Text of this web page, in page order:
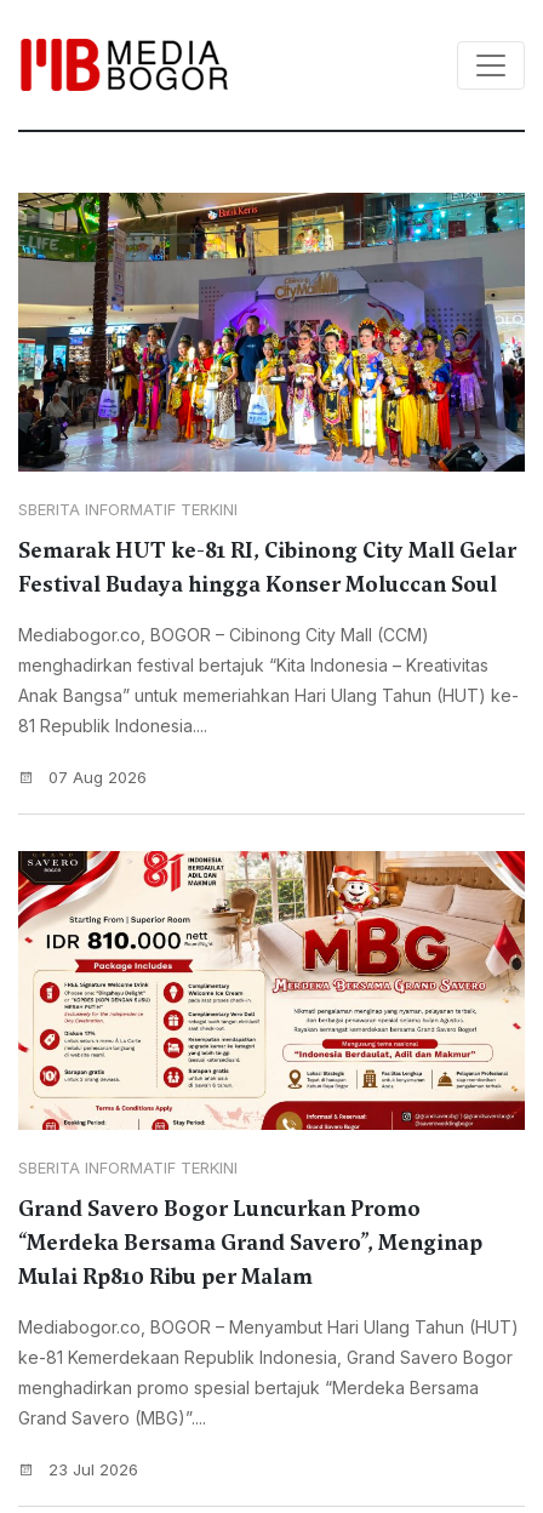
SBERITA INFORMATIF TERKINI
Semarak HUT ke-81 RI, Cibinong City Mall Gelar
Festival Budaya hingga Konser Moluccan Soul
Mediabogor.co, BOGOR – Cibinong City Mall (CCM)
menghadirkan festival bertajuk “Kita Indonesia – Kreativitas
Anak Bangsa” untuk memeriahkan Hari Ulang Tahun (HUT) ke-
81 Republik Indonesia....
07 Aug 2026
SBERITA INFORMATIF TERKINI
Grand Savero Bogor Luncurkan Promo
“Merdeka Bersama Grand Savero”, Menginap
Mulai Rp810 Ribu per Malam
Mediabogor.co, BOGOR – Menyambut Hari Ulang Tahun (HUT)
ke-81 Kemerdekaan Republik Indonesia, Grand Savero Bogor
menghadirkan promo spesial bertajuk “Merdeka Bersama
Grand Savero (MBG)”....
23 Jul 2026